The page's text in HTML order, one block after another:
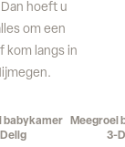
hoeft u
om een
kom langs in
babykamer
Meegroei
3-